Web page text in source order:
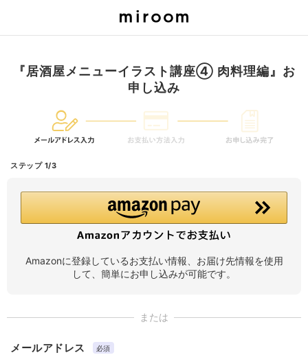
『居酒屋メニューイラスト講座④ 肉料理編』お
申し込み
ステップ 1/3
Amazonに登録しているお支払い情報、お届け先情報を使用
して、簡単にお申し込みが可能です。
または
メールアドレス 必須